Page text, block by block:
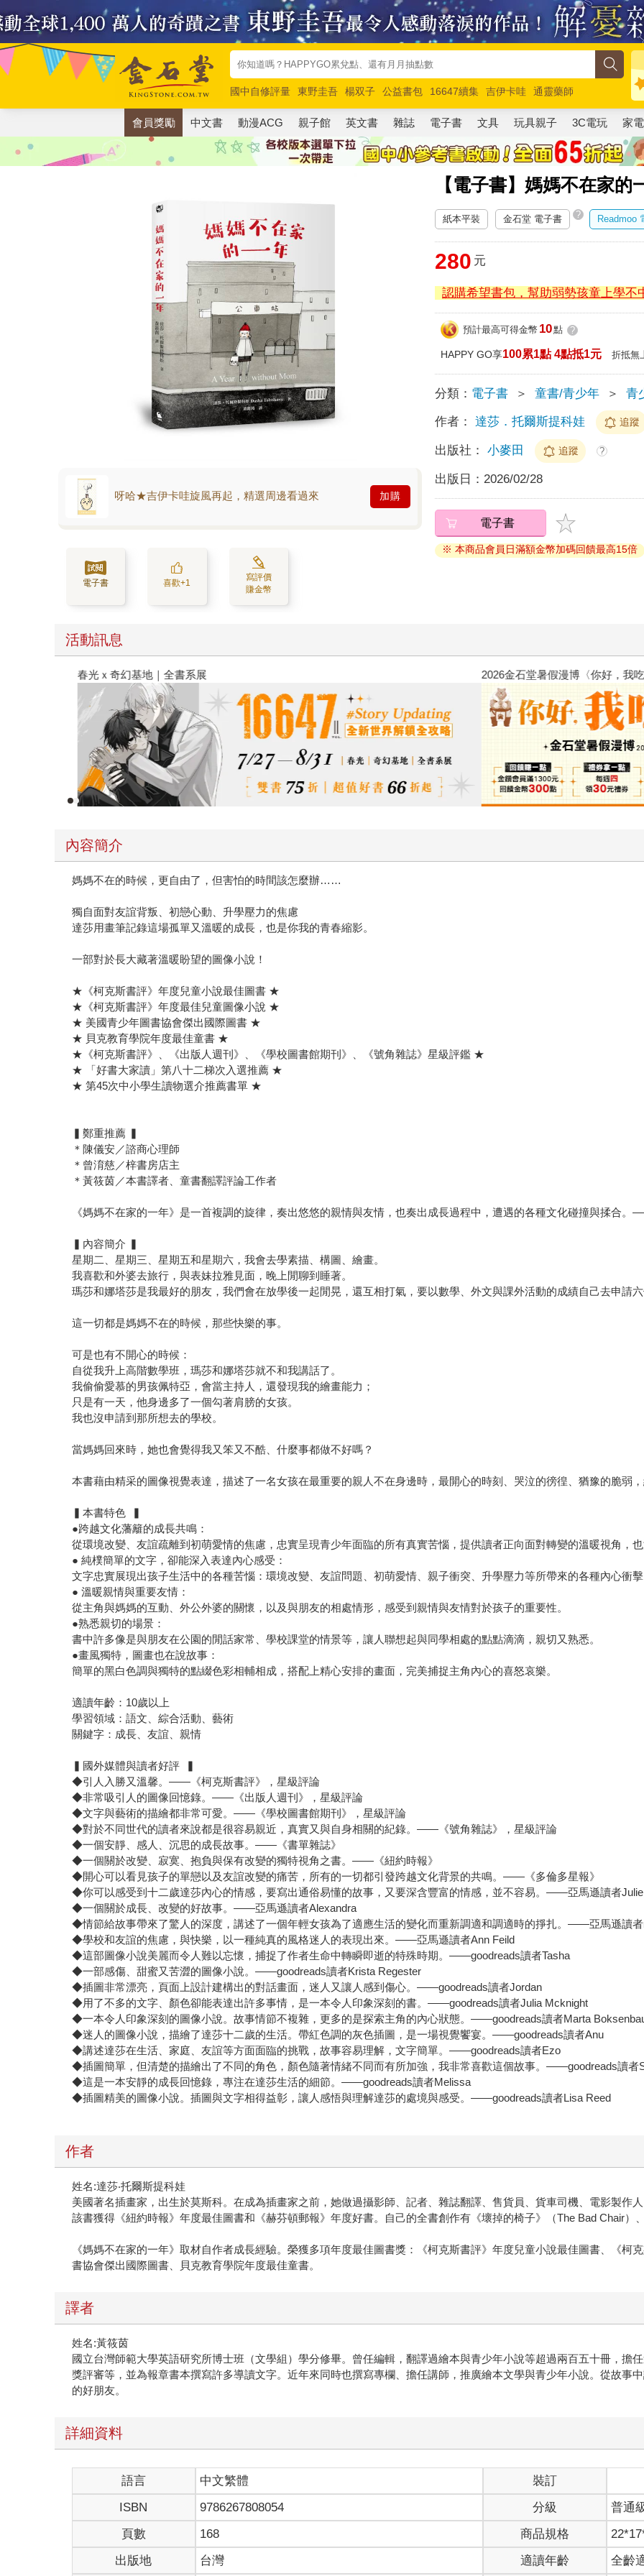
國中自修評量 東野圭吾 楊双子 公益書包 16647續集 吉伊卡哇
通靈藥師
唯紅花綻放
奧德賽 路邊攤新作 馬斯克 玩具總動員5 超慢跑
會員獎勵 中文書 動漫ACG 親子館 英文書 雜誌 電子書 文具 玩具親子 3C電玩 家電
【電子書】媽媽不在家的
呀哈★吉伊卡哇旋風再起，精選周邊看過來 加購
電子書 喜歡+1
寫評價
賺金幣
紙本平裝 金石堂 電子書 ? Readmoo
280 元
認購希望書包，幫助弱勢孩童上學不
預計最高可得金幣 10點 ?
HAPPY GO享100累1點 4點抵1元 折抵無
分類： 電子書 ＞ 童書/青少年 ＞ 青
作者： 達莎．托爾斯提科娃 追蹤
出版社： 小麥田 追蹤 ?
出版日： 2026/02/28
電子書
※ 本商品會員日滿額金幣加碼回饋最高15倍
活動訊息
春光ｘ奇幻基地｜全書系展 2026金石堂暑假漫博〈你好，我
內容簡介
媽媽不在的時候，更自由了，但害怕的時間該怎麼辦……
獨自面對友誼背叛、初戀心動、升學壓力的焦慮
達莎用畫筆記錄這場孤單又溫暖的成長，也是你我的青春縮影。
一部對於長大藏著溫暖盼望的圖像小說！
★《柯克斯書評》年度兒童小說最佳圖書 ★
★《柯克斯書評》年度最佳兒童圖像小說 ★
★ 美國青少年圖書協會傑出國際圖書 ★
★ 貝克教育學院年度最佳童書 ★
★《柯克斯書評》、《出版人週刊》、《學校圖書館期刊》、《號角雜誌》星級評鑑 ★
★ 「好書大家讀」第八十二梯次入選推薦 ★
★ 第45次中小學生讀物選介推薦書單 ★
▍鄭重推薦 ▍
＊陳儀安／諮商心理師
＊曾淯慈／梓書房店主
＊黃筱茵／本書譯者、童書翻譯評論工作者
《媽媽不在家的一年》是一首複調的旋律，奏出悠悠的親情與友情，也奏出成長過程中，遭遇的各種文化碰撞與揉合。
▍內容簡介 ▍
星期二、星期三、星期五和星期六，我會去學素描、構圖、繪畫。
我喜歡和外婆去旅行，與表妹拉雅見面，晚上閒聊到睡著。
瑪莎和娜塔莎是我最好的朋友，我們會在放學後一起閒晃，還互相打氣，要以數學、外文與課外活動的成績自己去申請六
這一切都是媽媽不在的時候，那些快樂的事。
可是也有不開心的時候：
自從我升上高階數學班，瑪莎和娜塔莎就不和我講話了。
我偷偷愛慕的男孩佩特亞，會當主持人，還發現我的繪畫能力；
只是有一天，他身邊多了一個勾著肩膀的女孩。
我也沒申請到那所想去的學校。
當媽媽回來時，她也會覺得我又笨又不酷、什麼事都做不好嗎？
本書藉由精采的圖像視覺表達，描述了一名女孩在最重要的親人不在身邊時，最開心的時刻、哭泣的徬徨、猶豫的脆弱
▍本書特色 ▍
●跨越文化藩籬的成長共鳴：
從環境改變、友誼疏離到初萌愛情的焦慮，忠實呈現青少年面臨的所有真實苦惱，提供讀者正向面對轉變的溫暖視角，也
● 純樸簡單的文字，卻能深入表達內心感受：
文字忠實展現出孩子生活中的各種苦惱：環境改變、友誼問題、初萌愛情、親子衝突、升學壓力等所帶來的各種內心衝擊
● 溫暖親情與重要友情：
從主角與媽媽的互動、外公外婆的關懷，以及與朋友的相處情形，感受到親情與友情對於孩子的重要性。
●熟悉親切的場景：
書中許多像是與朋友在公園的閒話家常、學校課堂的情景等，讓人聯想起與同學相處的點點滴滴，親切又熟悉。
●畫風獨特，圖畫也在說故事：
簡單的黑白色調與獨特的點綴色彩相輔相成，搭配上精心安排的畫面，完美捕捉主角內心的喜怒哀樂。
適讀年齡：10歲以上
學習領域：語文、綜合活動、藝術
關鍵字：成長、友誼、親情
▍國外媒體與讀者好評 ▍
◆引人入勝又溫馨。——《柯克斯書評》，星級評論
◆非常吸引人的圖像回憶錄。——《出版人週刊》，星級評論
◆文字與藝術的描繪都非常可愛。——《學校圖書館期刊》，星級評論
◆對於不同世代的讀者來說都是很容易親近，真實又與自身相關的紀錄。——《號角雜誌》，星級評論
◆一個安靜、感人、沉思的成長故事。——《書單雜誌》
◆一個關於改變、寂寞、抱負與保有改變的獨特視角之書。——《紐約時報》
◆開心可以看見孩子的單戀以及友誼改變的痛苦，所有的一切都引發跨越文化背景的共鳴。——《多倫多星報》
◆你可以感受到十二歲達莎內心的情感，要寫出通俗易懂的故事，又要深含豐富的情感，並不容易。——亞馬遜讀者
◆一個關於成長、改變的好故事。——亞馬遜讀者Alexandra
◆情節給故事帶來了驚人的深度，講述了一個年輕女孩為了適應生活的變化而重新調適和調適時的掙扎。——亞馬遜讀
◆學校和友誼的焦慮，與快樂，以一種純真的風格迷人的表現出來。——亞馬遜讀者Ann Feild
◆這部圖像小說美麗而令人難以忘懷，捕捉了作者生命中轉瞬即逝的特殊時期。——goodreads讀者Tasha
◆一部感傷、甜蜜又苦澀的圖像小說。——goodreads讀者Krista Regester
◆插圖非常漂亮，頁面上設計建構出的對話畫面，迷人又讓人感到傷心。——goodreads讀者Jordan
◆用了不多的文字、顏色卻能表達出許多事情，是一本令人印象深刻的書。——goodreads讀者Julia Mcknight
◆一本令人印象深刻的圖像小說。故事情節不複雜，更多的是探索主角的內心狀態。——goodreads讀者Marta
◆迷人的圖像小說，描繪了達莎十二歲的生活。帶紅色調的灰色插圖，是一場視覺饗宴。——goodreads讀者Anu
◆講述達莎在生活、家庭、友誼等方面面臨的挑戰，故事容易理解，文字簡單。——goodreads讀者Ezo
◆插圖簡單，但清楚的描繪出了不同的角色，顏色隨著情緒不同而有所加強，我非常喜歡這個故事。——goodreads讀者
◆這是一本安靜的成長回憶錄，專注在達莎生活的細節。——goodreads讀者Melissa
◆插圖精美的圖像小說。插圖與文字相得益彰，讓人感悟與理解達莎的處境與感受。——goodreads讀者Lisa Reed
作者
姓名:達莎‧托爾斯提科娃
美國著名插畫家，出生於莫斯科。在成為插畫家之前，她做過攝影師、記者、雜誌翻譯、售貨員、貨車司機、電影製作
該書獲得《紐約時報》年度最佳圖書和《赫芬頓郵報》年度好書。自己的全書創作有《壞掉的椅子》（The Bad Chair）
《媽媽不在家的一年》取材自作者成長經驗。榮獲多項年度最佳圖書獎：《柯克斯書評》年度兒童小說最佳圖書、《柯
書協會傑出國際圖書、貝克教育學院年度最佳童書。
譯者
姓名:黃筱茵
國立台灣師範大學英語研究所博士班（文學組）學分修畢。曾任編輯，翻譯過繪本與青少年小說等超過兩百五十冊，擔
獎評審等，並為報章書本撰寫許多導讀文字。近年來同時也撰寫專欄、擔任講師，推廣繪本文學與青少年小說。從故事
的好朋友。
詳細資料
語言 中文繁體
裝訂
ISBN
9786267808054 分級
普通
頁數
168 商品規格
出版地
台灣 適讀年齡 全齡